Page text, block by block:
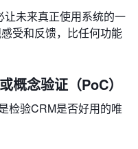
让未来真正使用系统的一
受和反馈，比任何功能
概念验证（PoC）
检验CRM是否好用的唯